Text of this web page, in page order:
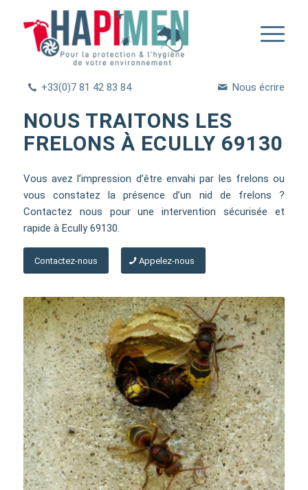
+33(0)7 81 42 83 84 Nous écrire
NOUS TRAITONS LES
FRELONS À ECULLY 69130
Vous avez l’impression d’être envahi par les frelons ou
vous constatez la présence d’un nid de frelons ?
Contactez nous pour une intervention sécurisée et
rapide à Ecully 69130.
Contactez-nous Appelez-nous